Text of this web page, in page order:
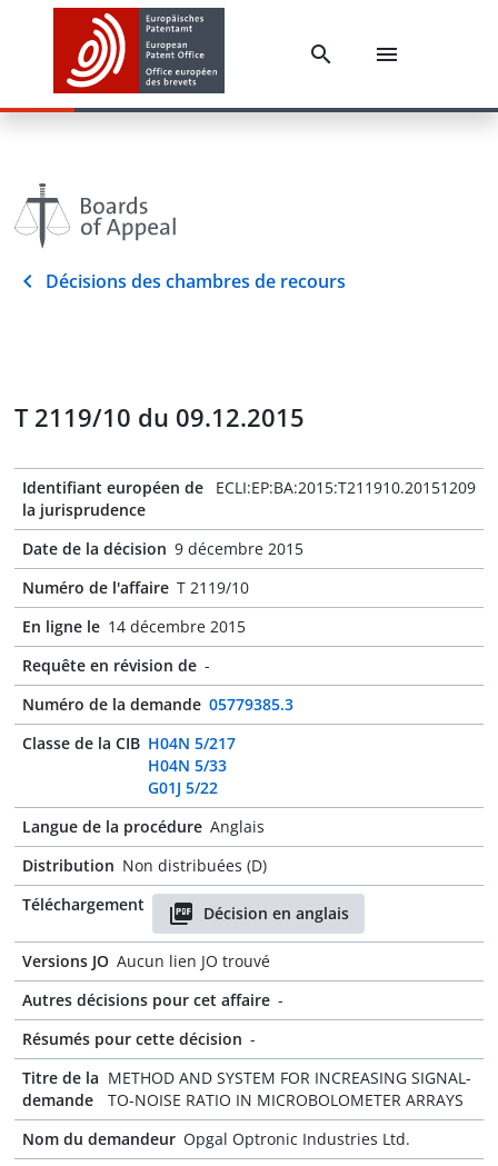
Décisions des chambres de recours
T 2119/10 du 09.12.2015
Identifiant européen de
la jurisprudence
ECLI:EP:BA:2015:T211910.20151209
Date de la décision 9 décembre 2015
Numéro de l'affaire T 2119/10
En ligne le 14 décembre 2015
Requête en révision de -
Numéro de la demande 05779385.3
Classe de la CIB H04N 5/217
H04N 5/33
G01J 5/22
Langue de la procédure Anglais
Distribution Non distribuées (D)
Téléchargement
Décision en anglais
Versions JO Aucun lien JO trouvé
Autres décisions pour cet affaire -
Résumés pour cette décision -
Titre de la
demande
METHOD AND SYSTEM FOR INCREASING SIGNAL-
TO-NOISE RATIO IN MICROBOLOMETER ARRAYS
Nom du demandeur Opgal Optronic Industries Ltd.